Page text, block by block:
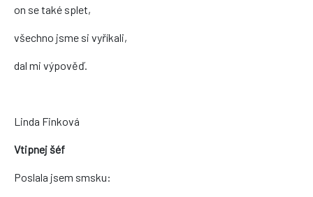
on se také splet,
všechno jsme si vyříkali,
dal mi výpověď.
Linda Finková
Vtipnej šéf
Poslala jsem smsku: